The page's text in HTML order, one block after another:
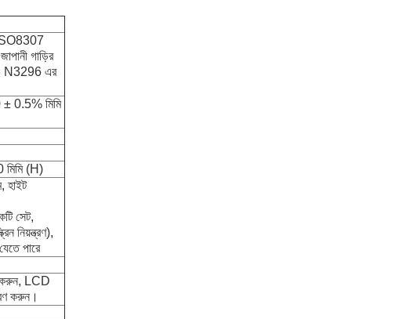
গাড়ির
N3296 এর
0.5% মিমি
(H)
হাইট
সেট,
নিয়ন্ত্রণ),
পারে
করুন, LCD
করুন।